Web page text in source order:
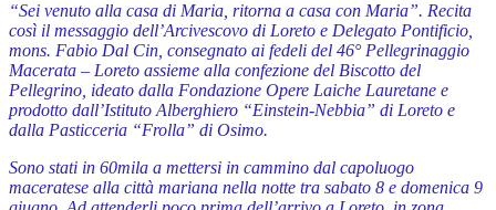
“Sei venuto alla casa di Maria, ritorna a casa con Maria”. Recita
così il messaggio dell’Arcivescovo di Loreto e Delegato Pontificio,
mons. Fabio Dal Cin, consegnato ai fedeli del 46° Pellegrinaggio
Macerata – Loreto assieme alla confezione del Biscotto del
Pellegrino, ideato dalla Fondazione Opere Laiche Lauretane e
prodotto dall’Istituto Alberghiero “Einstein-Nebbia” di Loreto e
dalla Pasticceria “Frolla” di Osimo.
Sono stati in 60mila a mettersi in cammino dal capoluogo
maceratese alla città mariana nella notte tra sabato 8 e domenica 9